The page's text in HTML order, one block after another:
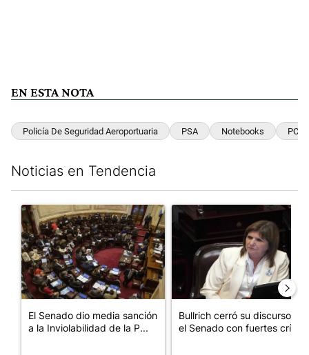
EN ESTA NOTA
Policía De Seguridad Aeroportuaria PSA Notebooks PC
Noticias en Tendencia
Un artículo de tendencia con el título "El Senado dio media
El Senado dio media sanción
a la Inviolabilidad de la P...
Un artículo de tendencia
Bullrich cerró su discurso en
el Senado con fuertes crí...